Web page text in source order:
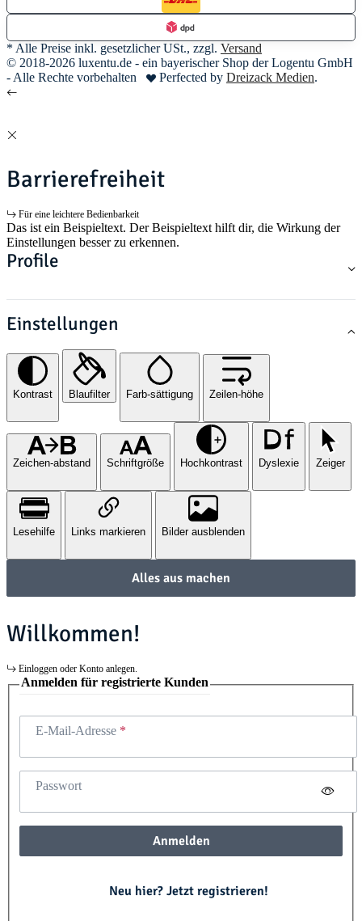
* Alle Preise inkl. gesetzlicher USt., zzgl. Versand
© 2018-2026 luxentu.de - ein bayerischer Shop der Logentu GmbH
- Alle Rechte vorbehalten
Perfected by Dreizack Medien.
Barrierefreiheit
Für eine leichtere Bedienbarkeit
Das ist ein Beispieltext. Der Beispieltext hilft dir, die Wirkung der
Einstellungen besser zu erkennen.
Profile
Einstellungen
Kontrast Blaufilter Farb-sättigung Zeilen-höhe
Zeichen-abstand Schriftgröße Hochkontrast Dyslexie Zeiger
Lesehilfe Links markieren Bilder ausblenden
Alles aus machen
Willkommen!
Einloggen oder Konto anlegen.
Anmelden für registrierte Kunden
E-Mail-Adresse
Passwort
Anmelden
Neu hier? Jetzt registrieren!